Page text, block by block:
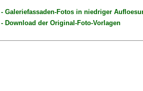
- Galeriefassaden-Fotos in niedriger
- Download der Original-Foto-Vorlagen